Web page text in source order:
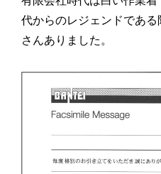
代からのレジェンドである
さんありました。